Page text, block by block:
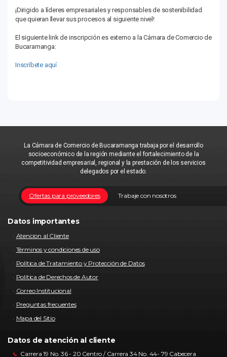
¡Dirigido a líderes empresariales y responsables de sostenibilidad
que quieran llevar sus procesos al siguiente nivel!
El siguiente link de inscripción es externo a la Cámara de Comercio de
Bucaramanga:
Inscríbete aquí
La Cámara de Comercio de Bucaramanga trabaja por el desarrollo
socioeconómico de la región mediante el fortalecimiento de la
competitividad empresarial, regional y la prestación de los servicios
delegados por el estado.
Trabaje con nosotros
Ofertas para proveedores
Datos importantes
Atencion al Cliente
Términos y condiciones de uso
Política de Tratamiento y Protección de Datos
Política de Derechos de Autor
Correo Institucional
Preguntas frecuentes
Mapa del Sitio
Datos de atención al cliente
Carrera 19 No. 36 - 20 Centro / Carrera 34 No. 44- 79 Cabecera